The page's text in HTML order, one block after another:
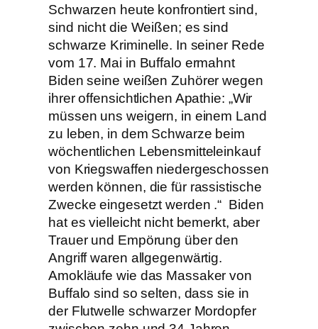
Schwarzen heute konfrontiert sind,
sind nicht die Weißen; es sind
schwarze Kriminelle. In seiner Rede
vom 17. Mai in Buffalo ermahnt
Biden seine weißen Zuhörer wegen
ihrer offensichtlichen Apathie: „Wir
müssen uns weigern, in einem Land
zu leben, in dem Schwarze beim
wöchentlichen Lebensmitteleinkauf
von Kriegswaffen niedergeschossen
werden können, die für rassistische
Zwecke eingesetzt werden .“ Biden
hat es vielleicht nicht bemerkt, aber
Trauer und Empörung über den
Angriff waren allgegenwärtig.
Amokläufe wie das Massaker von
Buffalo sind so selten, dass sie in
der Flutwelle schwarzer Mordopfer